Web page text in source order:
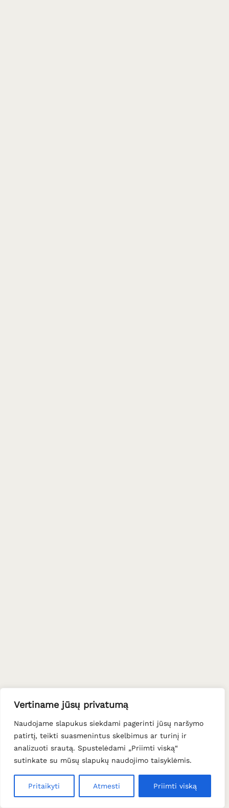
Vertiname jūsų privatumą
Naudojame slapukus siekdami pagerinti jūsų naršymo
patirtį, teikti suasmenintus skelbimus ar turinį ir
analizuoti srautą. Spustelėdami „Priimti viską“
sutinkate su mūsų slapukų naudojimo taisyklėmis.
Pritaikyti Atmesti Priimti viską